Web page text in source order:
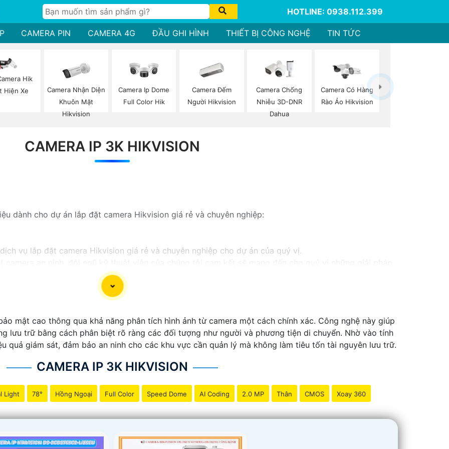
HOTLINE: 0938.112.399
CAMERA PIN CAMERA 4G ĐẦU GHI HÌNH THIẾT BỊ CÔNG NGHỆ TIN TỨC
Hik
Hiện Xe
Camera Nhận Diện
Khuôn Mặt
Hikvision
Camera Ip Dome
Full Color Hik
Camera Đếm
Người Hikvision
Camera Chống
Nhiễu 3D-DNR
Dahua
Camera Có Hàng
Rào Ảo Hikvision
CAMERA IP 3K HIKVISION
dành cho dự án lắp đặt camera Hikvision giá rẻ và chuyên nghiệp:
vụ lắp đặt camera Hikvision giá rẻ và chuyên nghiệp cho dự án của quý vị.
những thương hiệu hàng đầu thế giới về giải pháp an ninh video. Với các tính năng và công nghệ
chất lượng hình ảnh sắc nét mà còn đem đến sự tin cậy và an toàn cho dự án của quý vị.
mật cao thông qua khả năng phân tích hình ảnh từ camera một cách chính xác. Công nghệ này giúp
lưu trữ bằng cách phân biệt rõ ràng các đối tượng như người và phương tiện di chuyển. Nhờ vào tính
quả giám sát, đảm bảo an ninh cho các khu vực cần quản lý mà không làm tiêu tốn tài nguyên lưu trữ.
CAMERA IP 3K HIKVISION
Light 78° Hồng Ngoại Full Color Speed Dome AI Coding 2.0 MP Thân CMOS Xoay 360